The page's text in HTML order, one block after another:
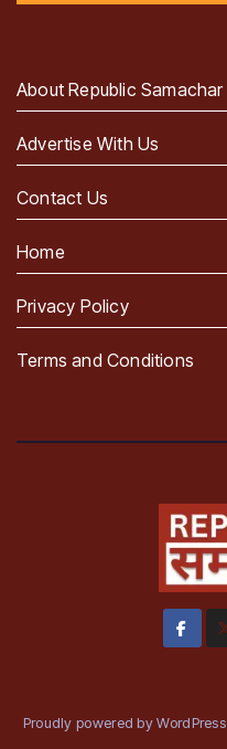
About Republic Samachar
Advertise With Us
Contact Us
Home
Privacy Policy
Terms and Conditions
Proudly powered by WordPress